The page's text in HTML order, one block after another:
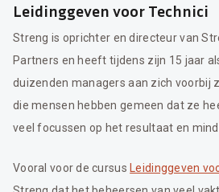
Leidinggeven voor Technici
Streng is oprichter en directeur van
Partners en heeft tijdens zijn 15 jaar
duizenden managers aan zich voorbij
die mensen hebben gemeen dat ze
veel focussen op het resultaat en
Vooral voor de cursus Leidinggeven